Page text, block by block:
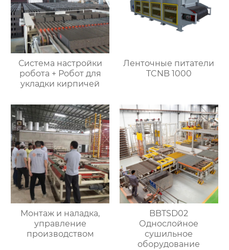
Система настройки
робота + Робот для
укладки кирпичей
Ленточные питатели
TCNB 1000
Монтаж и наладка,
управление
производством
BBTSD02
Однослойное
сушильное
оборудование